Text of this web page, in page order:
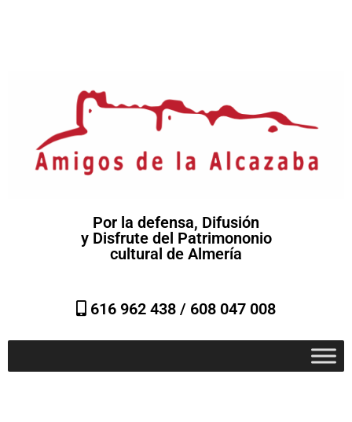
Por la defensa, Difusión
y Disfrute del Patrimononio
cultural de Almería
616 962 438 / 608 047 008